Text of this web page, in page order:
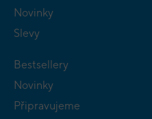
Novinky
Slevy
Bestsellery
Novinky
Připravujeme